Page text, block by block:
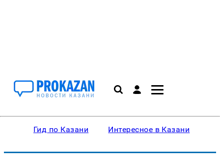
Гид по Казани Интересное в Казани